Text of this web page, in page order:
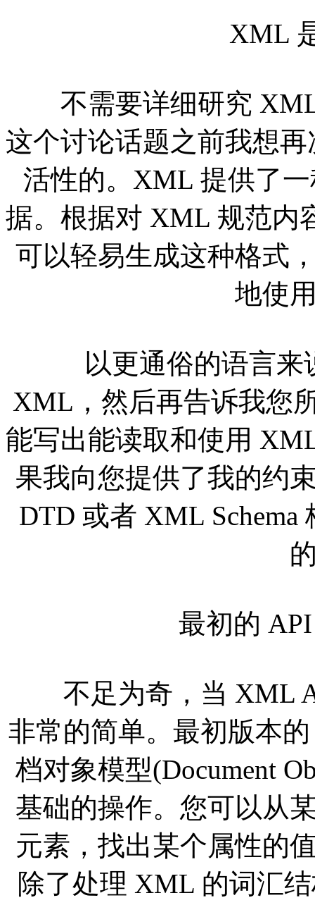
XML
不需要详细研究 XML
这个讨论话题之前我想
活性的。XML 提供了
据。根据对 XML 规范内
可以轻易生成这种格式
地使
以更通俗的语言来
XML，然后再告诉我您
能写出能读取和使用
果我向您提供了我的约
DTD 或者 XML
最初的 API
不足为奇，当 XML
非常的简单。最初版本
档对象模型(Document
基础的操作。您可以从
元素，找出某个属性的
除了处理 XML 的词汇